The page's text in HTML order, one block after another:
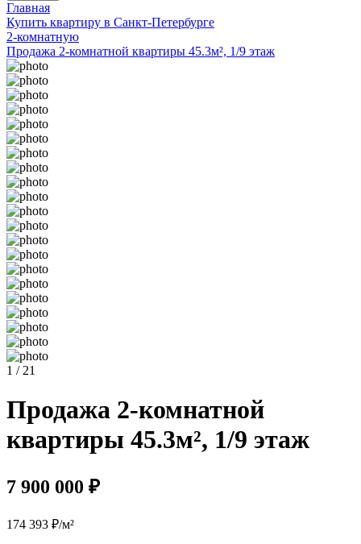
Главная
Купить квартиру в Санкт-Петербурге
2-комнатную
Продажа 2-комнатной квартиры 45.3м², 1/9 этаж
1 / 21
Продажа 2-комнатной
квартиры 45.3м², 1/9 этаж
7 900 000 ₽
174 393 ₽/м²